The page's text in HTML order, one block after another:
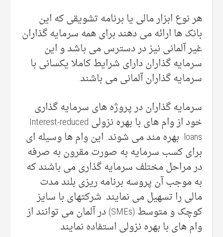
هر نوع ابزار مالی یا برنامه تشویقی که این
بانک ها ارائه می دهند برای همه سرمایه گذاران
غیر آلمانی نیز در دسترس می باشد و این
سرمایه گذاران دارای شرایط کاملا یکسانی با
سرمایه گذاران آلمانی می باشند.
سرمایه گذاران در پروژه های سرمایه گذاری
خود از وام های با بهره نزولی Interest-reduced
loans بهره مند می شوند. این وام ها وسیله ای
برای کسب سرمایه به صورت مقرون به صرفه
در مراحل مختلف سرمایه گذاری می باشند که
به موجب آن پروسه برنامه ریزی بلند مدت
مالی را تسهیل می نمایند. شرکتهای با سایز
کوچک و متوسط (SMEs) در آلمان می توانند از
وام های با بهره نزولی استفاده نمایند.